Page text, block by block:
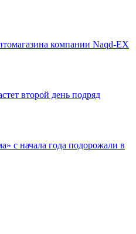
компании Naqd-EX
второй день подряд
с начала года подорожали в